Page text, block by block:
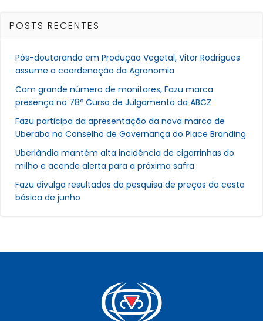
POSTS RECENTES
Pós-doutorando em Produção Vegetal, Vitor Rodrigues
assume a coordenação da Agronomia
Com grande número de monitores, Fazu marca
presença no 78º Curso de Julgamento da ABCZ
Fazu participa da apresentação da nova marca de
Uberaba no Conselho de Governança do Place Branding
Uberlândia mantém alta incidência de cigarrinhas do
milho e acende alerta para a próxima safra
Fazu divulga resultados da pesquisa de preços da cesta
básica de junho